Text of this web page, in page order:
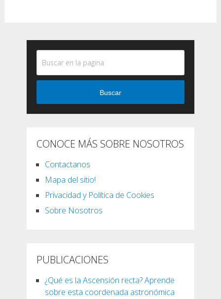
Buscar
CONOCE MÁS SOBRE NOSOTROS
Contactanos
Mapa del sitio!
Privacidad y Política de Cookies
Sobre Nosotros
PUBLICACIONES
¿Qué es la Ascensión recta? Aprende
sobre esta coordenada astronómica